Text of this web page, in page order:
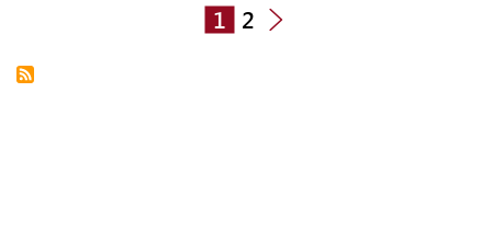
1 2